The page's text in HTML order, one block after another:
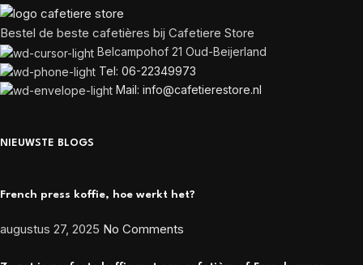
Bestel de beste cafetières bij Cafetiere Store
Belcampohof 21 Oud-Beijerland
Tel: 06-22349973
Mail: info@cafetierestore.nl
NIEUWSTE BLOGS
French press koffie, hoe werkt het?
augustus 27, 2025 No Comments